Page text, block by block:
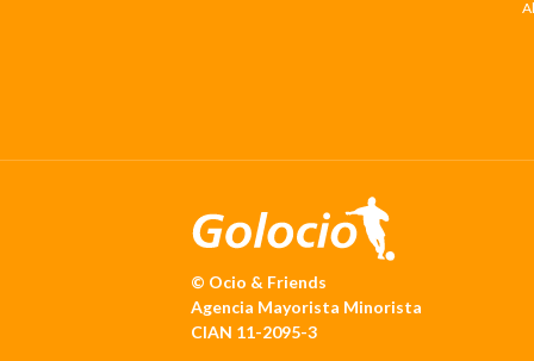
© Ocio & Friends
Agencia Mayorista Minorista
CIAN 11-2095-3